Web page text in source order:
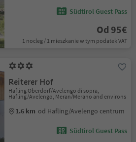
Südtirol Guest Pass
Od 95€
1 nocleg / 1 mieszkanie w tym podatek VAT
Reiterer Hof
Hafling Oberdorf/Avelengo di sopra,
Hafling/Avelengo, Meran/Merano and environs
1.6 km od Hafling/Avelengo centrum
Südtirol Guest Pass